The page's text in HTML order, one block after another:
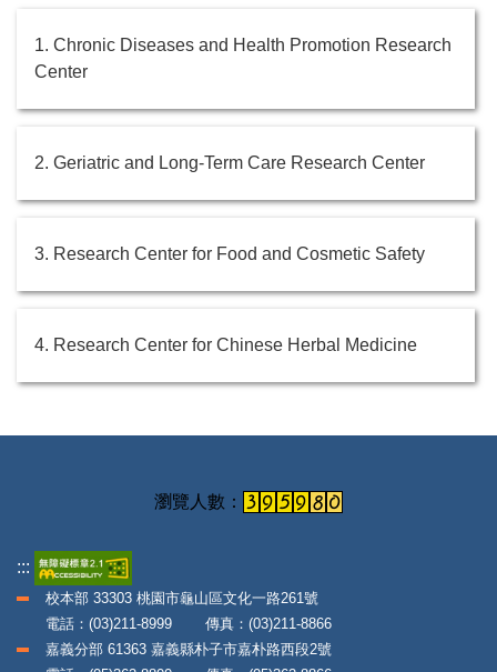
1. Chronic Diseases and Health Promotion Research
Center
2. Geriatric and Long-Term Care Research Center
3. Research Center for Food and Cosmetic Safety
4. Research Center for Chinese Herbal Medicine
:::
校本部 33303 桃園市龜山區文化一路261號
電話：(03)211-8999 傳真：(03)211-8866
嘉義分部 61363 嘉義縣朴子市嘉朴路西段2號